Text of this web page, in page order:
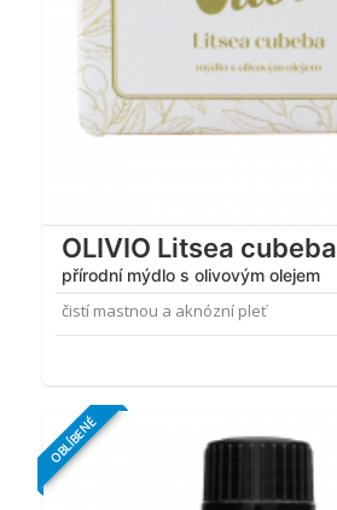
OLIVIO Litsea cubeba
přírodní mýdlo s olivovým olejem
čistí mastnou a aknózní pleť
OBLÍBENÉ